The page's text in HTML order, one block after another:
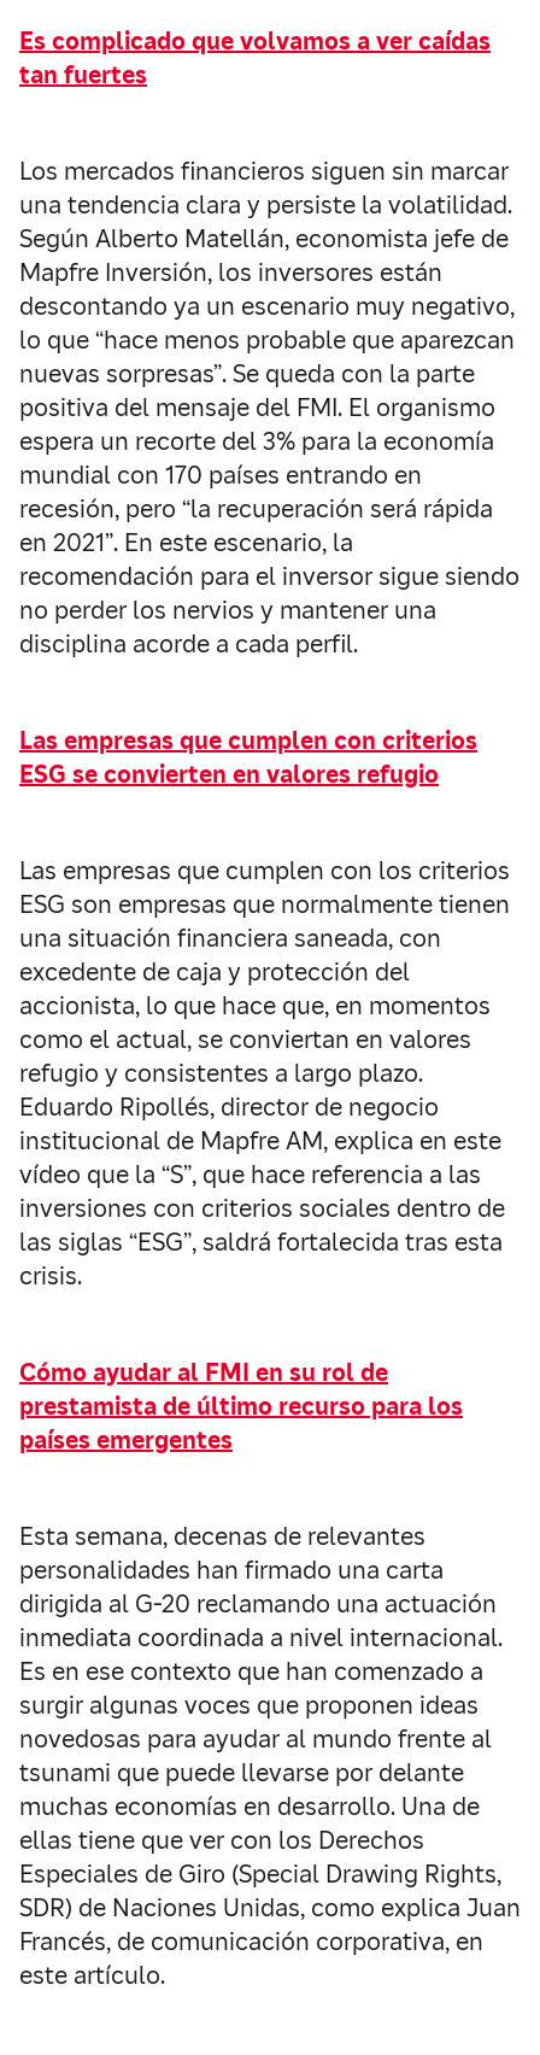
Es complicado que volvamos a ver caídas
tan fuertes
Los mercados financieros siguen sin marcar
una tendencia clara y persiste la volatilidad.
Según Alberto Matellán, economista jefe de
Mapfre Inversión, los inversores están
descontando ya un escenario muy negativo,
lo que “hace menos probable que aparezcan
nuevas sorpresas”. Se queda con la parte
positiva del mensaje del FMI. El organismo
espera un recorte del 3% para la economía
mundial con 170 países entrando en
recesión, pero “la recuperación será rápida
en 2021”. En este escenario, la
recomendación para el inversor sigue siendo
no perder los nervios y mantener una
disciplina acorde a cada perfil.
Las empresas que cumplen con criterios
ESG se convierten en valores refugio
Las empresas que cumplen con los criterios
ESG son empresas que normalmente tienen
una situación financiera saneada, con
excedente de caja y protección del
accionista, lo que hace que, en momentos
como el actual, se conviertan en valores
refugio y consistentes a largo plazo.
Eduardo Ripollés, director de negocio
institucional de Mapfre AM, explica en este
vídeo que la “S”, que hace referencia a las
inversiones con criterios sociales dentro de
las siglas “ESG”, saldrá fortalecida tras esta
crisis.
Cómo ayudar al FMI en su rol de
prestamista de último recurso para los
países emergentes
Esta semana, decenas de relevantes
personalidades han firmado una carta
dirigida al G-20 reclamando una actuación
inmediata coordinada a nivel internacional.
Es en ese contexto que han comenzado a
surgir algunas voces que proponen ideas
novedosas para ayudar al mundo frente al
tsunami que puede llevarse por delante
muchas economías en desarrollo. Una de
ellas tiene que ver con los Derechos
Especiales de Giro (Special Drawing Rights,
SDR) de Naciones Unidas, como explica Juan
Francés, de comunicación corporativa, en
este artículo.